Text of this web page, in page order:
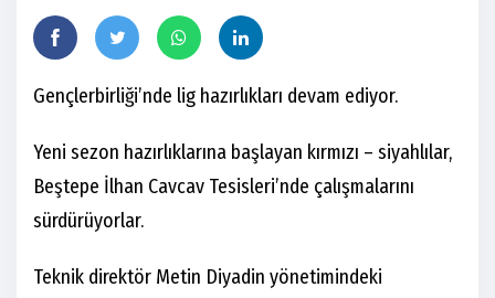
Gençlerbirliği’nde lig hazırlıkları devam ediyor.
Yeni sezon hazırlıklarına başlayan kırmızı – siyahlılar,
Beştepe İlhan Cavcav Tesisleri’nde çalışmalarını
sürdürüyorlar.
Teknik direktör Metin Diyadin yönetimindeki